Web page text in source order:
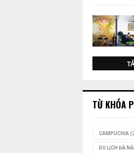
TỪ KHÓA
CAMPUCHIA
DU LỊCH ĐÀ